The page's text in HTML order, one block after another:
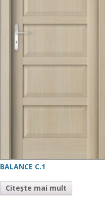
BALANCE C.1
Citește mai mult